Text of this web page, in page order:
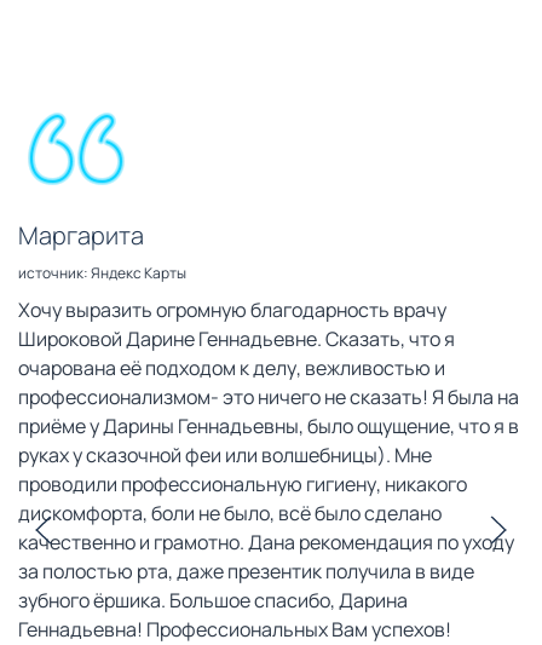
Маргарита
источник: Яндекс Карты
Хочу выразить огромную благодарность врачу
Широковой Дарине Геннадьевне. Сказать, что я
очарована её подходом к делу, вежливостью и
профессионализмом- это ничего не сказать! Я была на
приёме у Дарины Геннадьевны, было ощущение, что я в
руках у сказочной феи или волшебницы). Мне
проводили профессиональную гигиену, никакого
дискомфорта, боли не было, всё было сделано
качественно и грамотно. Дана рекомендация по уходу
за полостью рта, даже презентик получила в виде
зубного ёршика. Большое спасибо, Дарина
Геннадьевна! Профессиональных Вам успехов!